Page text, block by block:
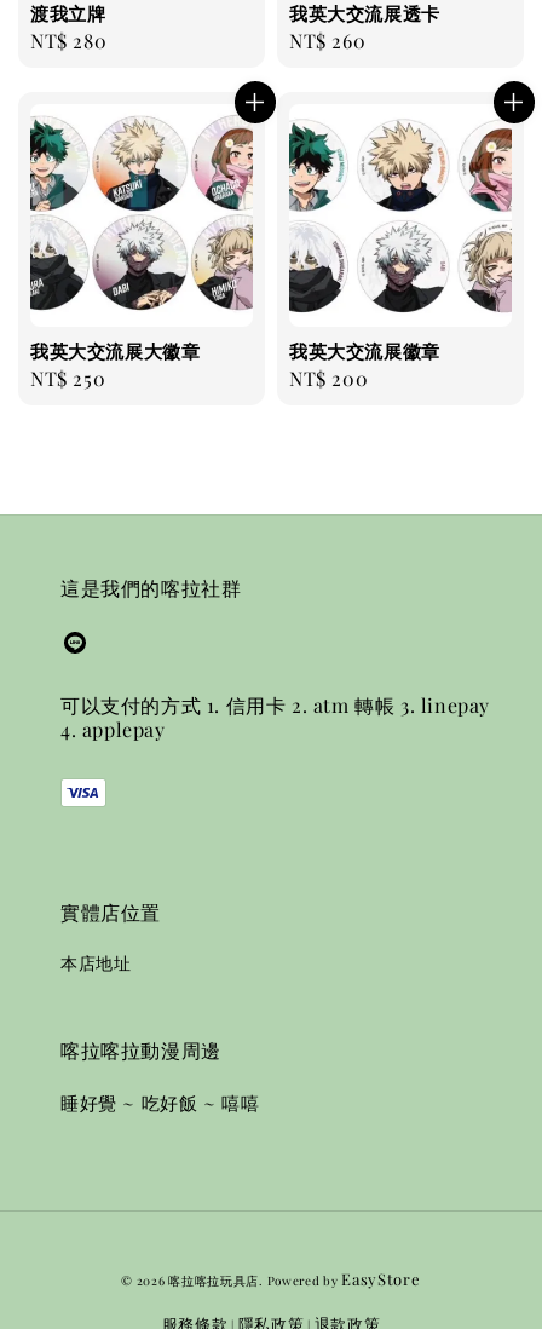
渡我立牌
Regular
NT$ 280
我英大交流展透卡
Regular
NT$ 260
我英大交流展大徽章
Regular
NT$ 250
我英大交流展徽章
Regular
NT$ 200
這是我們的喀拉社群
可以支付的方式 1. 信用卡 2. atm 轉帳 3. linepay
4. applepay
實體店位置
本店地址
喀拉喀拉動漫周邊
睡好覺 ~ 吃好飯 ~ 嘻嘻
© 2026 喀拉喀拉玩具店. Powered by EasyStore
服務條款 | 隱私政策 | 退款政策